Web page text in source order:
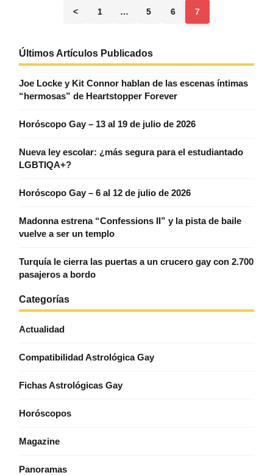
< 1 … 5 6 7
Últimos Artículos Publicados
Joe Locke y Kit Connor hablan de las escenas íntimas
“hermosas” de Heartstopper Forever
Horóscopo Gay – 13 al 19 de julio de 2026
Nueva ley escolar: ¿más segura para el estudiantado
LGBTIQA+?
Horóscopo Gay – 6 al 12 de julio de 2026
Madonna estrena “Confessions II” y la pista de baile
vuelve a ser un templo
Turquía le cierra las puertas a un crucero gay con 2.700
pasajeros a bordo
Categorías
Actualidad
Compatibilidad Astrológica Gay
Fichas Astrológicas Gay
Horóscopos
Magazine
Panoramas